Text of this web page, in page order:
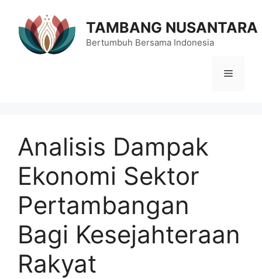
TAMBANG NUSANTARA
Bertumbuh Bersama Indonesia
Menu
Analisis Dampak
Ekonomi Sektor
Pertambangan
Bagi Kesejahteraan
Rakyat